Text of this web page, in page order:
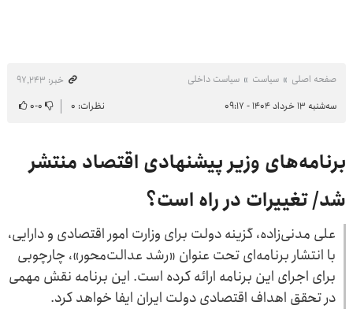
صفحه اصلی سیاست سیاست داخلی
خبر: ۹۷٬۲۴۳
سه‌شنبه ۱۳ خرداد ۱۴۰۴ - ۰۹:۱۷
نظرات: ۰ ۰-۰
برنامه‌های وزیر پیشنهادی اقتصاد منتشر
شد/ تغییرات در راه است؟
علی مدنی‌زاده، گزینه دولت برای وزارت امور اقتصادی و دارایی،
با انتشار برنامه‌ای تحت عنوان «رشد عدالت‌محور»، چارچوبی
برای اجرای این برنامه ارائه کرده است. این برنامه نقش مهمی
در تحقق اهداف اقتصادی دولت ایران ایفا خواهد کرد.